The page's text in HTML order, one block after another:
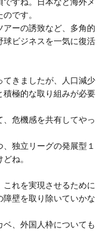
です。
ーの誘致など、多角的
球ビジネスを一気に復活
てきましたが、人口減少
積極的な取り組みが必要
危機感を共有してやっ
独立リーグの発展型１
ね。
れを実現させるために
壁を取り除いていかな
、外国人枠についても